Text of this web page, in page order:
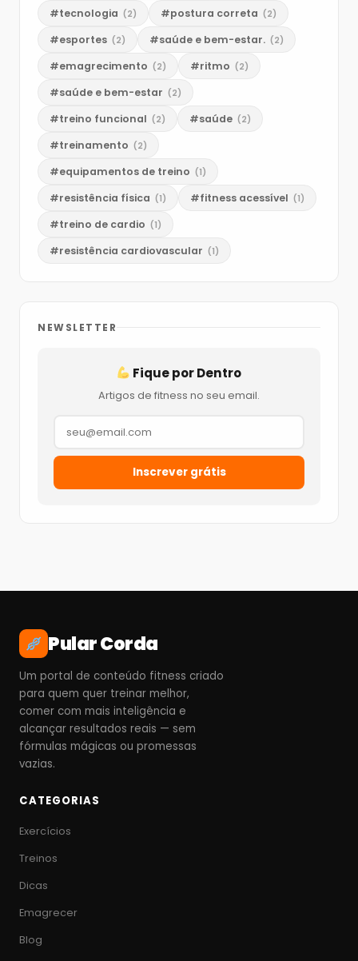
#tecnologia (2) #postura correta (2)
#esportes (2) #saúde e bem-estar. (2)
#emagrecimento (2) #ritmo (2)
#saúde e bem-estar (2)
#treino funcional (2) #saúde (2)
#treinamento (2)
#equipamentos de treino (1)
#resistência física (1) #fitness acessível (1)
#treino de cardio (1)
#resistência cardiovascular (1)
NEWSLETTER
Fique por Dentro
Artigos de fitness no seu email.
Inscrever grátis
Pular Corda
Um portal de conteúdo fitness criado
para quem quer treinar melhor,
comer com mais inteligência e
alcançar resultados reais — sem
fórmulas mágicas ou promessas
vazias.
CATEGORIAS
Exercícios
Treinos
Dicas
Emagrecer
Blog